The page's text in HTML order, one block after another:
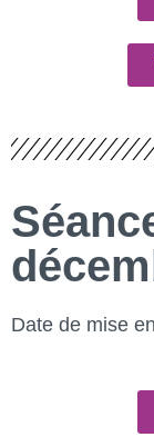
Date de mise